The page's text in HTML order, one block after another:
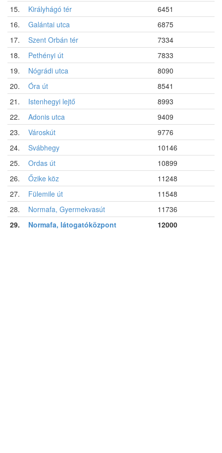
15.
Királyhágó tér
6451
16.
Galántai utca
6875
17.
Szent Orbán tér
7334
18.
Pethényi út
7833
19.
Nógrádi utca
8090
20.
Óra út
8541
21.
Istenhegyi lejtő
8993
22.
Adonis utca
9409
23.
Városkút
9776
24.
Svábhegy
10146
25.
Ordas út
10899
26.
Őzike köz
11248
27.
Fülemile út
11548
28.
Normafa, Gyermekvasút
11736
29.
Normafa, látogatóközpont 12000